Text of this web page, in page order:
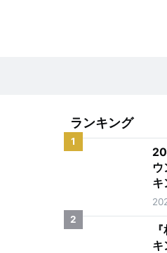
ランキング
1
ウ
キ
2
キ